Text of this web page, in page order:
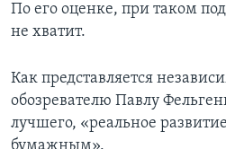
По его оценке, при таком
не хватит.
Как представляется
обозревателю Павлу
лучшего, «реальное